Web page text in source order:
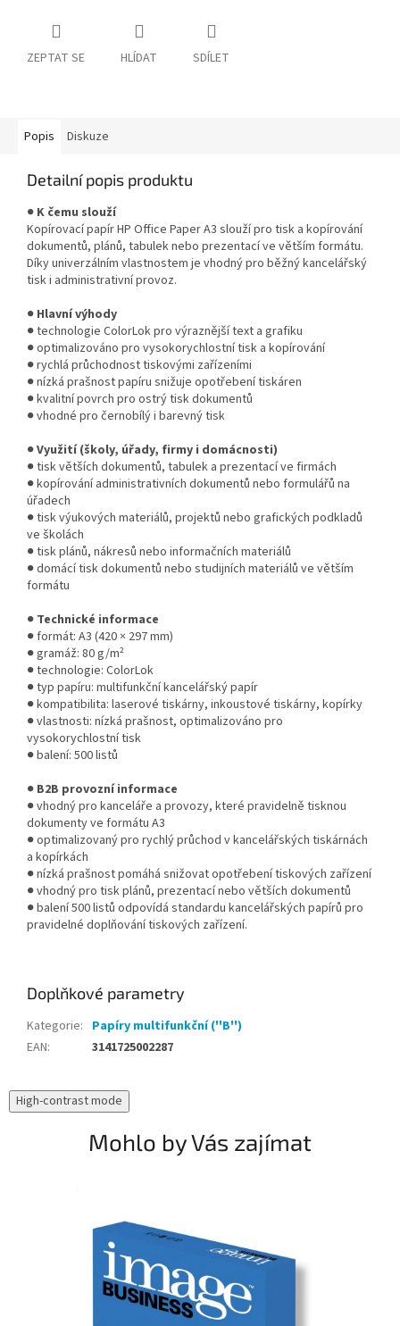
ZEPTAT SE HLÍDAT SDÍLET
Popis Diskuze
Detailní popis produktu
● K čemu slouží
Kopírovací papír HP Office Paper A3 slouží pro tisk a kopírování
dokumentů, plánů, tabulek nebo prezentací ve větším formátu.
Díky univerzálním vlastnostem je vhodný pro běžný kancelářský
tisk i administrativní provoz.
● Hlavní výhody
● technologie ColorLok pro výraznější text a grafiku
● optimalizováno pro vysokorychlostní tisk a kopírování
● rychlá průchodnost tiskovými zařízeními
● nízká prašnost papíru snižuje opotřebení tiskáren
● kvalitní povrch pro ostrý tisk dokumentů
● vhodné pro černobílý i barevný tisk
●Využití (školy, úřady, firmy i domácnosti)
● tisk větších dokumentů, tabulek a prezentací ve firmách
● kopírování administrativních dokumentů nebo formulářů na
úřadech
● tisk výukových materiálů, projektů nebo grafických podkladů
ve školách
● tisk plánů, nákresů nebo informačních materiálů
● domácí tisk dokumentů nebo studijních materiálů ve větším
formátu
● Technické informace
● formát: A3 (420 × 297 mm)
● gramáž: 80 g/m²
● technologie: ColorLok
● typ papíru: multifunkční kancelářský papír
● kompatibilita: laserové tiskárny, inkoustové tiskárny, kopírky
● vlastnosti: nízká prašnost, optimalizováno pro
vysokorychlostní tisk
● balení: 500 listů
● B2B provozní informace
● vhodný pro kanceláře a provozy, které pravidelně tisknou
dokumenty ve formátu A3
● optimalizovaný pro rychlý průchod v kancelářských tiskárnách
a kopírkách
● nízká prašnost pomáhá snižovat opotřebení tiskových zařízení
● vhodný pro tisk plánů, prezentací nebo větších dokumentů
● balení 500 listů odpovídá standardu kancelářských papírů pro
pravidelné doplňování tiskových zařízení.
Doplňkové parametry
Kategorie: Papíry multifunkční (''B'')
EAN: 3141725002287
High-contrast mode
Mohlo by Vás zajímat